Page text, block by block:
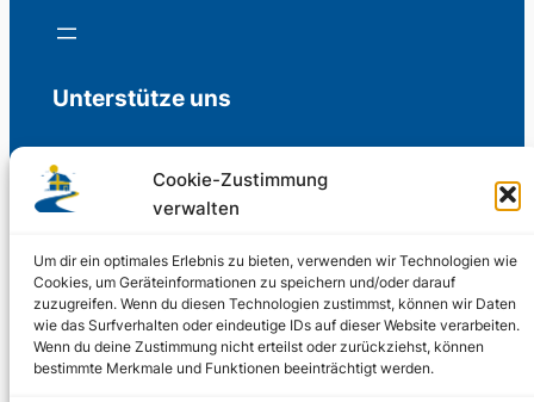
Cookie-Zustimmung
verwalten
Um dir ein optimales Erlebnis zu bieten, verwenden wir Technologien wie
Cookies, um Geräteinformationen zu speichern und/oder darauf
zuzugreifen. Wenn du diesen Technologien zustimmst, können wir Daten
wie das Surfverhalten oder eindeutige IDs auf dieser Website verarbeiten.
Wenn du deine Zustimmung nicht erteilst oder zurückziehst, können
bestimmte Merkmale und Funktionen beeinträchtigt werden.
Unterstütze uns
Freiwillige Spenden für die Aufrechterhaltung
Support us